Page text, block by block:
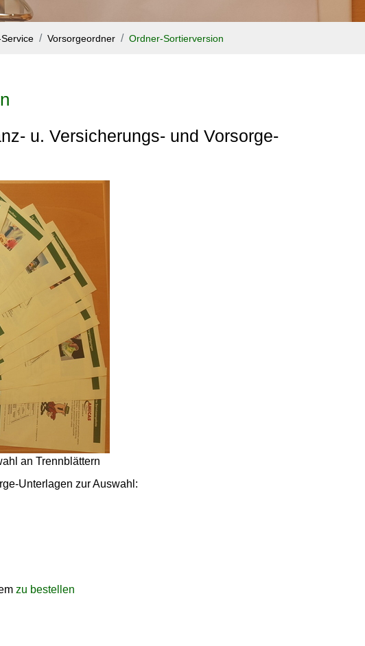
Vorsorgeordner Ordner-Sortierversion
u. Versicherungs- und Vorsorge-
an Trennblättern
Unterlagen zur Auswahl:
zu bestellen